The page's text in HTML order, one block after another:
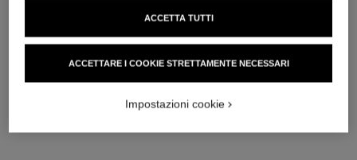
LES BEIGES EAU DE TEINT
EFFETTO PELLE NUDA. RISULTATO RADIOSO E
NATURALERef. 158820
80 CHF
AGGIUNGERE AL CARRELLO
ACCETTARE I COOKIE STRETTAMENTE NECESSARI
ACCETTA TUTTI
Impostazioni cookie